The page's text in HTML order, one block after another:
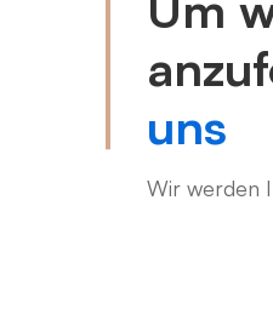
uns
Wir werden